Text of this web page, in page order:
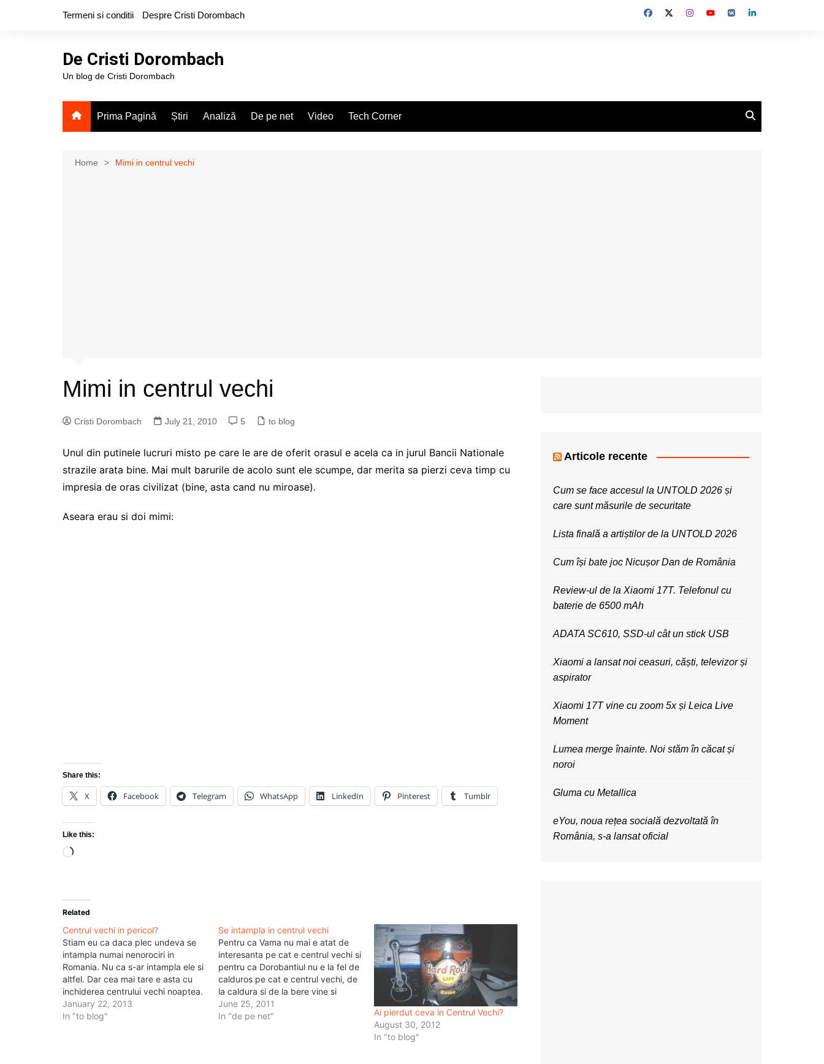
Termeni si conditii Despre Cristi Dorombach
De Cristi Dorombach
Un blog de Cristi Dorombach
Prima Pagină Știri Analiză De pe net Video Tech Corner
Home Mimi in centrul vechi
Mimi in centrul vechi
Cristi Dorombach July 21, 2010 5 to blog
Unul din putinele lucruri misto pe care le are de oferit orasul e acela ca in jurul Bancii Nationale
strazile arata bine. Mai mult barurile de acolo sunt ele scumpe, dar merita sa pierzi ceva timp cu
impresia de oras civilizat (bine, asta cand nu miroase).
Aseara erau si doi mimi:
Share this:
X Facebook Telegram WhatsApp LinkedIn Pinterest Tumblr
Like this:
Loading…
Related
Centrul vechi in pericol?
Stiam eu ca daca plec undeva se
intampla numai nenorociri in
Romania. Nu ca s-ar intampla ele si
altfel. Dar cea mai tare e asta cu
inchiderea centrului vechi noaptea.
Adica Sorin Oprescu vrea sa
inchida terasele la ora 22 in centrul
January 22, 2013
In "to blog"
Se intampla in centrul vechi
Pentru ca Vama nu mai e atat de
interesanta pe cat e centrul vechi si
pentru ca Dorobantiul nu e la fel de
calduros pe cat e centrul vechi, de
la caldura si de la bere vine si
entertain-ul. Se intampla in centrul
Vechi Vezi mai multe video din…
June 25, 2011
In "de pe net"
Ai pierdut ceva in Centrul Vechi?
August 30, 2012
In "to blog"
Articole recente
Cum se face accesul la UNTOLD 2026 și
care sunt măsurile de securitate
Lista finală a artiștilor de la UNTOLD 2026
Cum își bate joc Nicușor Dan de România
Review-ul de la Xiaomi 17T. Telefonul cu
baterie de 6500 mAh
ADATA SC610, SSD-ul cât un stick USB
Xiaomi a lansat noi ceasuri, căști, televizor și
aspirator
Xiaomi 17T vine cu zoom 5x și Leica Live
Moment
Lumea merge înainte. Noi stăm în căcat și
noroi
Gluma cu Metallica
eYou, noua rețea socială dezvoltată în
România, s-a lansat oficial